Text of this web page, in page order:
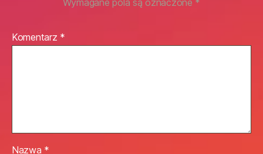
Wymagane pola są oznaczone *
Komentarz *
Nazwa *